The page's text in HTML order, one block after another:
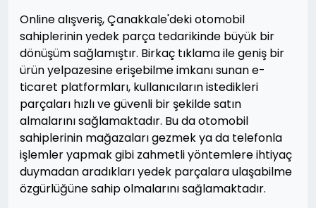
Online alışveriş, Çanakkale'deki otomobil
sahiplerinin yedek parça tedarikinde büyük bir
dönüşüm sağlamıştır. Birkaç tıklama ile geniş bir
ürün yelpazesine erişebilme imkanı sunan e-
ticaret platformları, kullanıcıların istedikleri
parçaları hızlı ve güvenli bir şekilde satın
almalarını sağlamaktadır. Bu da otomobil
sahiplerinin mağazaları gezmek ya da telefonla
işlemler yapmak gibi zahmetli yöntemlere ihtiyaç
duymadan aradıkları yedek parçalara ulaşabilme
özgürlüğüne sahip olmalarını sağlamaktadır.